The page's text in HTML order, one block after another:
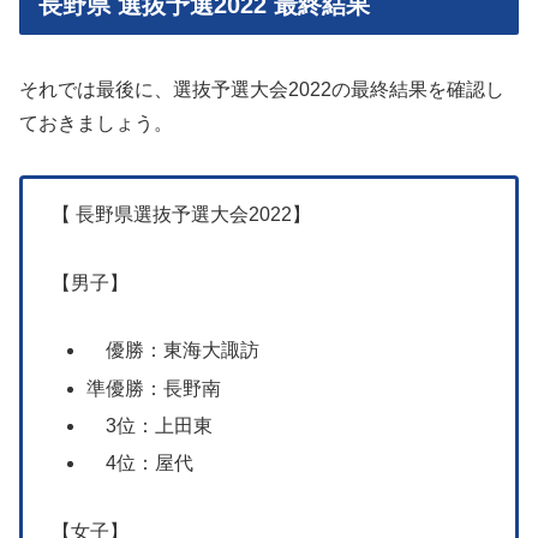
それでは最後に、選抜予選大会2022の最終結果を確認し
ておきましょう。
【 長野県選抜予選大会2022】
【男子】
優勝：東海大諏訪
準優勝：長野南
3位：上田東
4位：屋代
【女子】